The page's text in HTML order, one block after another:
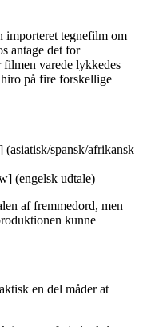
importeret tegnefilm om
antage det for
varede lykkedes
på fire forskellige
(asiatisk/spansk/afrikansk
(engelsk udtale)
af fremmedord, men
kunne
en del måder at